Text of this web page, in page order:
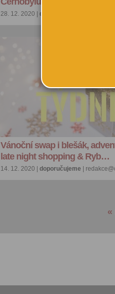
28. 12. 2020 | doporučujeme
Vánoční swap i blešák,
late night shopping & Ryb…
14. 12. 2020 | doporučujeme |
«